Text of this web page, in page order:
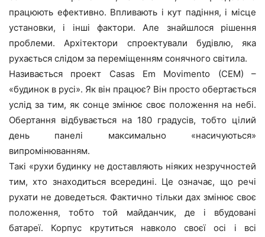
працюють ефективно. Впливають і кут падіння, і місце
установки, і інші фактори. Але знайшлося рішення
проблеми. Архітектори спроектували будівлю, яка
рухається слідом за переміщенням сонячного світила.
Називається проект Casas Em Movimento (CEM) –
«будинок в русі». Як він працює? Він просто обертається
услід за тим, як сонце змінює своє положення на небі.
Обертання відбувається на 180 градусів, тобто цілий
день панелі максимально «насичуються»
випромінюванням.
Такі «рухи будинку не доставляють ніяких незручностей
тим, хто знаходиться всередині. Це означає, що речі
рухати не доведеться. Фактично тільки дах змінює своє
положення, тобто той майданчик, де і вбудовані
батареї. Корпус крутиться навколо своєї осі і всі